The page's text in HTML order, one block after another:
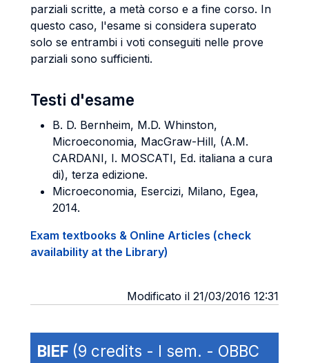
parziali scritte, a metà corso e a fine corso. In
questo caso, l'esame si considera superato
solo se entrambi i voti conseguiti nelle prove
parziali sono sufficienti.
Testi d'esame
B. D. Bernheim, M.D. Whinston,
Microeconomia, MacGraw-Hill, (A.M.
CARDANI, I. MOSCATI, Ed. italiana a cura
di), terza edizione.
Microeconomia, Esercizi, Milano, Egea,
2014.
Exam textbooks & Online Articles (check
availability at the Library)
Modificato il 21/03/2016 12:31
BIEF (9 credits - I sem. - OBBC